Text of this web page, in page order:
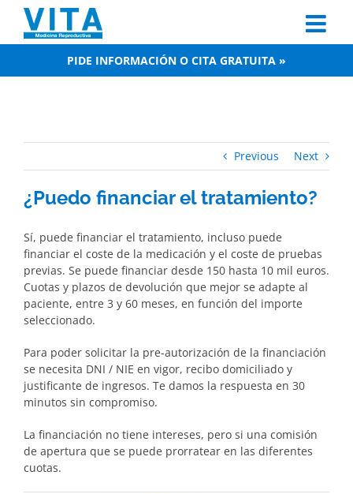
content
PIDE INFORMACIÓN O CITA GRATUITA »
Previous Next
¿Puedo financiar el tratamiento?
Sí, puede financiar el tratamiento, incluso puede
financiar el coste de la medicación y el coste de pruebas
previas. Se puede financiar desde 150 hasta 10 mil euros.
Cuotas y plazos de devolución que mejor se adapte al
paciente, entre 3 y 60 meses, en función del importe
seleccionado.
Para poder solicitar la pre-autorización de la financiación
se necesita DNI / NIE en vigor, recibo domiciliado y
justificante de ingresos. Te damos la respuesta en 30
minutos sin compromiso.
La financiación no tiene intereses, pero si una comisión
de apertura que se puede prorratear en las diferentes
cuotas.